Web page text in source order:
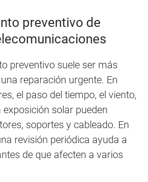
preventivo de
preventivo suele ser más
reparación urgente. En
el paso del tiempo, el viento,
solar pueden
soportes y cableado. En
revisión periódica ayuda a
de que afecten a varios